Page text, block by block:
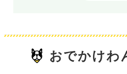
おでかけわ